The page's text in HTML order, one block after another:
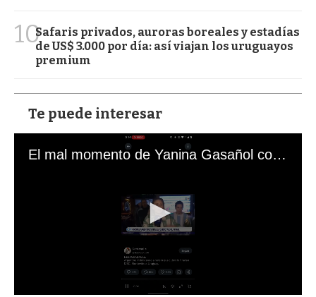
10Safaris privados, auroras boreales y estadías
de US$ 3.000 por día: así viajan los uruguayos
premium
Te puede interesar
El mal momento de Yanina Gasañol con un hincha argentino en "Subrayado"